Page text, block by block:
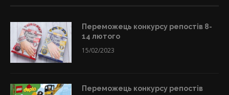
Переможець конкурсу репостів 8-
14 лютого
15/02/2023
Переможець конкурсу репостів